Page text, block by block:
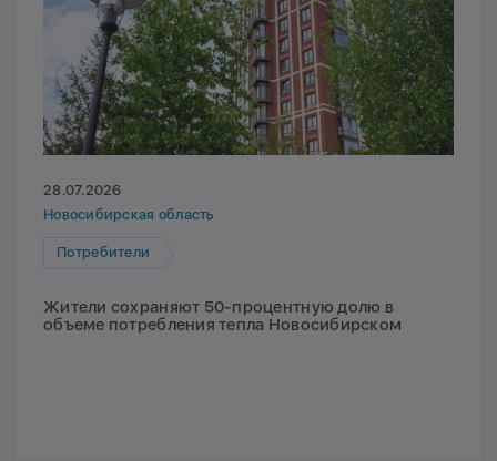
28.07.2026
Новосибирская область
Потребители
Жители сохраняют 50-процентную долю в
объеме потребления тепла Новосибирском